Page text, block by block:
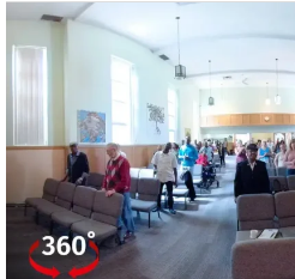
Kanada
Toronto
Army 360°